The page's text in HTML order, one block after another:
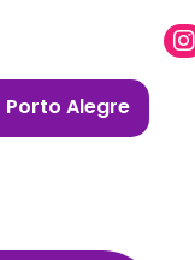
Porto Alegre